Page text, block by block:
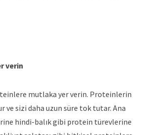
verin
mutlaka yer verin. Proteinlerin
ve sizi daha uzun süre tok tutar. Ana
hindi-balık gibi protein türevlerine